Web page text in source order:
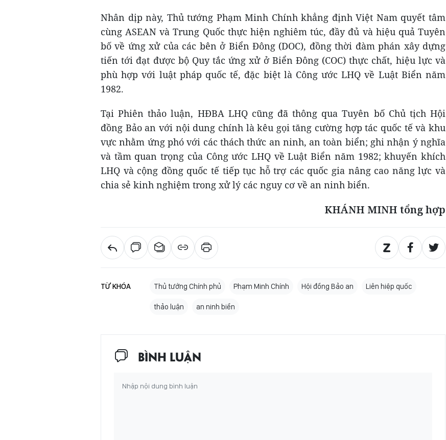
Nhân dịp này, Thủ tướng Phạm Minh Chính khẳng định Việt Nam quyết tâm
cùng ASEAN và Trung Quốc thực hiện nghiêm túc, đầy đủ và hiệu quả Tuyên
bố về ứng xử của các bên ở Biển Đông (DOC), đồng thời đàm phán xây dựng
tiến tới đạt được bộ Quy tắc ứng xử ở Biển Đông (COC) thực chất, hiệu lực và
phù hợp với luật pháp quốc tế, đặc biệt là Công ước LHQ về Luật Biển năm
1982.
Tại Phiên thảo luận, HĐBA LHQ cũng đã thông qua Tuyên bố Chủ tịch Hội
đồng Bảo an với nội dung chính là kêu gọi tăng cường hợp tác quốc tế và khu
vực nhằm ứng phó với các thách thức an ninh, an toàn biển; ghi nhận ý nghĩa
và tầm quan trọng của Công ước LHQ về Luật Biển năm 1982; khuyến khích
LHQ và cộng đồng quốc tế tiếp tục hỗ trợ các quốc gia nâng cao năng lực và
chia sẻ kinh nghiệm trong xử lý các nguy cơ về an ninh biển.
KHÁNH MINH tổng hợp
TỪ KHÓA Thủ tướng Chính phủ Phạm Minh Chính Hội đồng Bảo an Liên hiệp quốc
thảo luận an ninh biển
BÌNH LUẬN